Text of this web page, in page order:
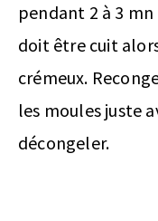
pendant 2 à 3
doit être cuit
crémeux.
les moules juste
décongeler.